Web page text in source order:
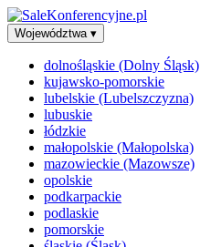
Województwa ▾
dolnośląskie (Dolny Śląsk)
kujawsko-pomorskie
lubelskie (Lubelszczyzna)
lubuskie
łódzkie
małopolskie (Małopolska)
mazowieckie (Mazowsze)
opolskie
podkarpackie
podlaskie
pomorskie